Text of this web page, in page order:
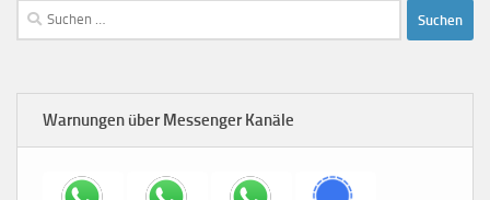
Suchen
nach:
Warnungen über Messenger Kanäle